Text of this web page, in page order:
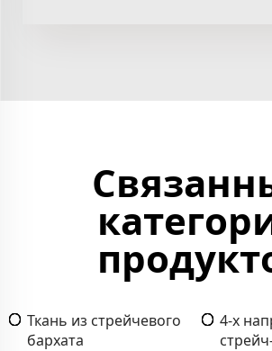
Ткань из стрейчевого
бархата
4-х